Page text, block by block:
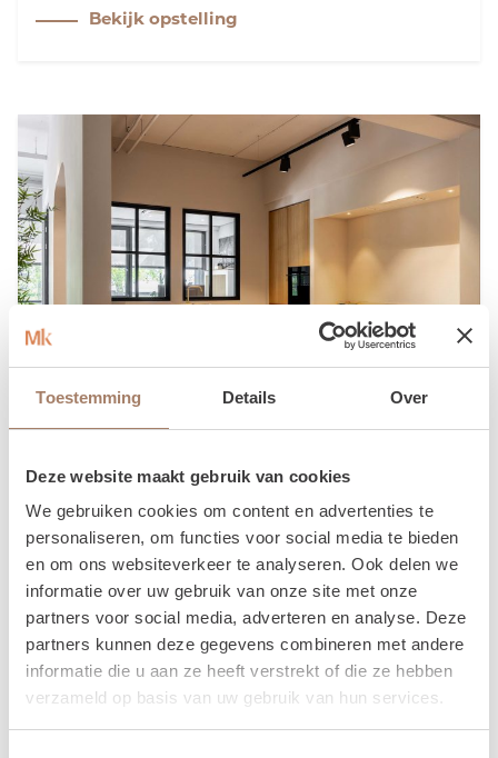
Toestemming Details Over
Deze website maakt gebruik van cookies
We gebruiken cookies om content en advertenties te
personaliseren, om functies voor social media te bieden
en om ons websiteverkeer te analyseren. Ook delen we
informatie over uw gebruik van onze site met onze
partners voor social media, adverteren en analyse. Deze
partners kunnen deze gegevens combineren met andere
informatie die u aan ze heeft verstrekt of die ze hebben
verzameld op basis van uw gebruik van hun services.
de ruime opbergmogelijkheden creëren een
Bekijk opstelling
Opstelling Roma
Ontdek de Japandi-geïnspireerde keuken die rust
en harmonie in uw interieur brengt. Met subtiele
contrasten en een houtfront met een dunne rand
en gouden knop straalt deze keuken elegante
eenvoud uit. Het keramieken werkblad met
marmerstructuur in warme tinten completeert het
Bekijk opstelling